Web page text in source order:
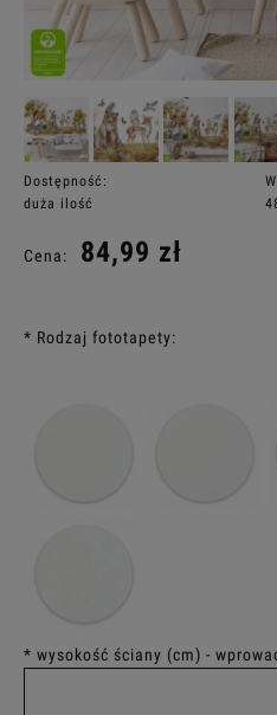
Dostępność:
duża ilość
Cena: 84,99 zł
* Rodzaj fototapety:
* wysokość ściany (cm) -